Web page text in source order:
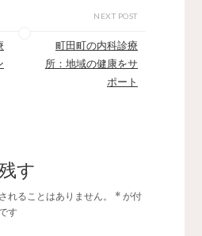
NEXT POST
町田町の内科診療
所：地域の健康をサ
ポート
す
れることはありません。 *が付
す